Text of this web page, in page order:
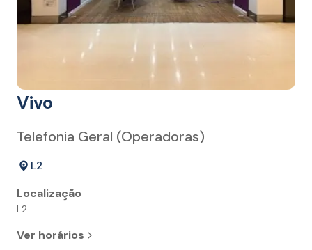
Vivo
Telefonia Geral (Operadoras)
L2
Localização
L2
Ver horários